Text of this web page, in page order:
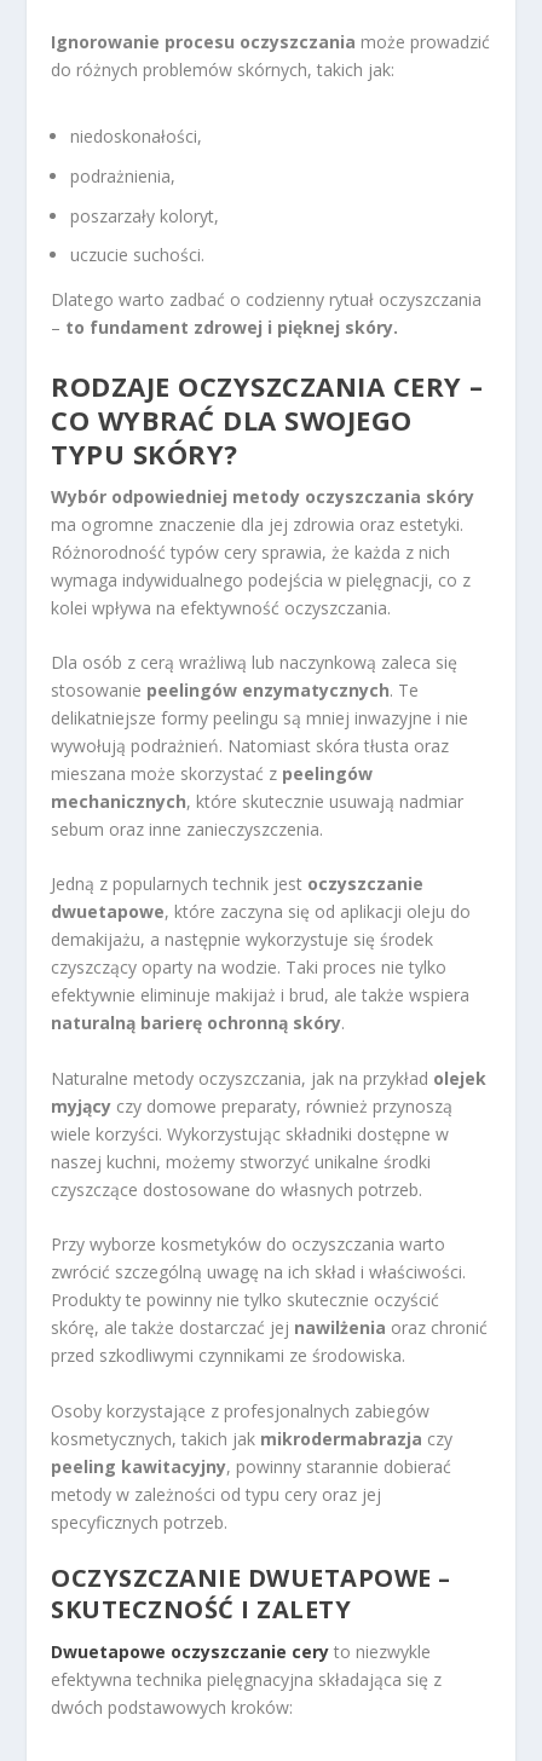
Ignorowanie procesu oczyszczania może prowadzić
do różnych problemów skórnych, takich jak:
niedoskonałości,
podrażnienia,
poszarzały koloryt,
uczucie suchości.
Dlatego warto zadbać o codzienny rytuał oczyszczania
– to fundament zdrowej i pięknej skóry.
RODZAJE OCZYSZCZANIA CERY –
CO WYBRAĆ DLA SWOJEGO
TYPU SKÓRY?
Wybór odpowiedniej metody oczyszczania skóry
ma ogromne znaczenie dla jej zdrowia oraz estetyki.
Różnorodność typów cery sprawia, że każda z nich
wymaga indywidualnego podejścia w pielęgnacji, co z
kolei wpływa na efektywność oczyszczania.
Dla osób z cerą wrażliwą lub naczynkową zaleca się
stosowanie peelingów enzymatycznych. Te
delikatniejsze formy peelingu są mniej inwazyjne i nie
wywołują podrażnień. Natomiast skóra tłusta oraz
mieszana może skorzystać z peelingów
mechanicznych, które skutecznie usuwają nadmiar
sebum oraz inne zanieczyszczenia.
Jedną z popularnych technik jest oczyszczanie
dwuetapowe, które zaczyna się od aplikacji oleju do
demakijażu, a następnie wykorzystuje się środek
czyszczący oparty na wodzie. Taki proces nie tylko
efektywnie eliminuje makijaż i brud, ale także wspiera
naturalną barierę ochronną skóry.
Naturalne metody oczyszczania, jak na przykład olejek
myjący czy domowe preparaty, również przynoszą
wiele korzyści. Wykorzystując składniki dostępne w
naszej kuchni, możemy stworzyć unikalne środki
czyszczące dostosowane do własnych potrzeb.
Przy wyborze kosmetyków do oczyszczania warto
zwrócić szczególną uwagę na ich skład i właściwości.
Produkty te powinny nie tylko skutecznie oczyścić
skórę, ale także dostarczać jej nawilżenia oraz chronić
przed szkodliwymi czynnikami ze środowiska.
Osoby korzystające z profesjonalnych zabiegów
kosmetycznych, takich jak mikrodermabrazja czy
peeling kawitacyjny, powinny starannie dobierać
metody w zależności od typu cery oraz jej
specyficznych potrzeb.
OCZYSZCZANIE DWUETAPOWE –
SKUTECZNOŚĆ I ZALETY
Dwuetapowe oczyszczanie cery to niezwykle
efektywna technika pielęgnacyjna składająca się z
dwóch podstawowych kroków: